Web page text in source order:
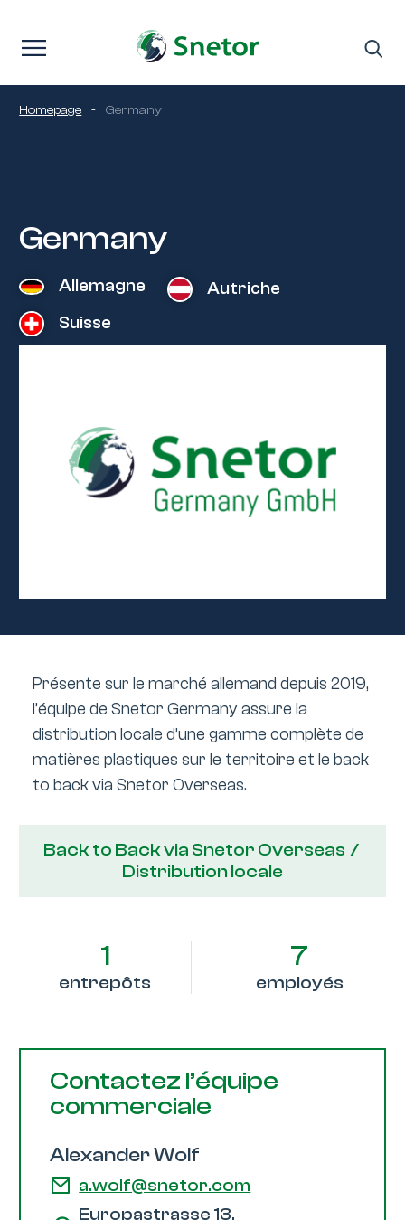
Homepage - Germany
Germany
Allemagne
Autriche
Suisse
Présente sur le marché allemand depuis 2019,
l’équipe de Snetor Germany assure la
distribution locale d’une gamme complète de
matières plastiques sur le territoire et le back
to back via Snetor Overseas.
Back to Back via Snetor Overseas /
Distribution locale
1
entrepôts
7
employés
Contactez l’équipe
commerciale
Alexander Wolf
a.wolf@snetor.com
Europastrasse 13,